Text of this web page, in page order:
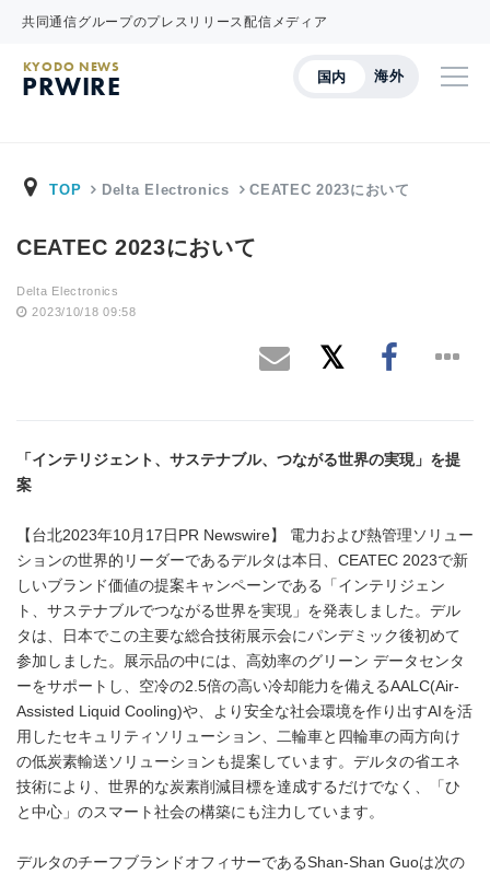
共同通信グループのプレスリリース配信メディア
国内 海外
KYODO NEWS
PRWIRE
TOP Delta Electronics CEATEC 2023において
CEATEC 2023において
Delta Electronics
2023/10/18 09:58
「インテリジェント、サステナブル、つながる世界の実現」を提
案
【台北2023年10月17日PR Newswire】 電力および熱管理ソリュー
ションの世界的リーダーであるデルタは本日、CEATEC 2023で新
しいブランド価値の提案キャンペーンである「インテリジェン
ト、サステナブルでつながる世界を実現」を発表しました。デル
タは、日本でこの主要な総合技術展示会にパンデミック後初めて
参加しました。展示品の中には、高効率のグリーン データセンタ
ーをサポートし、空冷の2.5倍の高い冷却能力を備えるAALC(Air-
Assisted Liquid Cooling)や、より安全な社会環境を作り出すAIを活
用したセキュリティソリューション、二輪車と四輪車の両方向け
の低炭素輸送ソリューションも提案しています。デルタの省エネ
技術により、世界的な炭素削減目標を達成するだけでなく、「ひ
と中心」のスマート社会の構築にも注力しています。
デルタのチーフブランドオフィサーであるShan-Shan Guoは次の